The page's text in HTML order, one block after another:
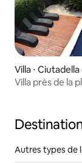
Villa ⋅
Villa près de la
Autres types de